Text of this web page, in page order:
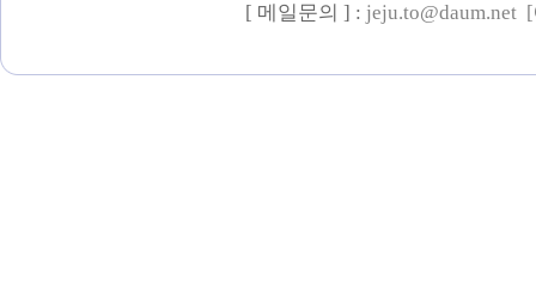
[ 메일문의 ] : jeju.to@daum.net